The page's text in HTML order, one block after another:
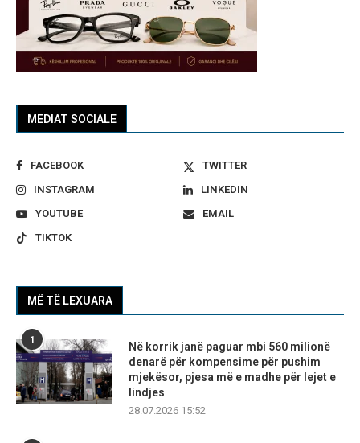
MEDIAT SOCIALE
FACEBOOK
TWITTER
INSTAGRAM
LINKEDIN
YOUTUBE
EMAIL
TIKTOK
MË TË LEXUARA
1
Në korrik janë paguar mbi 560 milionë
denarë për kompensime për pushim
mjekësor, pjesa më e madhe për lejet e
lindjes
28.07.2026 15:52